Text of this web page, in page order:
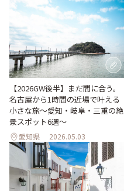
【2026GW後半】まだ間に合う。
名古屋から1時間の近場で叶える
小さな旅～愛知・岐阜・三重の絶
景スポット6選～
愛知県 2026.05.03